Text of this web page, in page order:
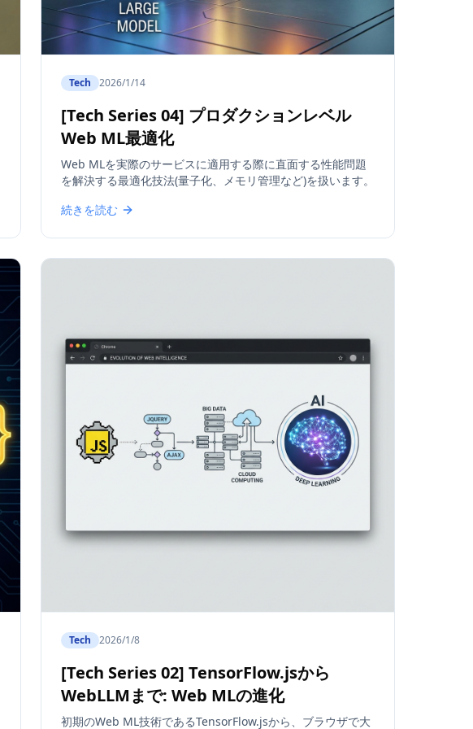
Tech 2026/1/14
[Tech Series 04] プロダクションレベル
Web ML最適化
Web MLを実際のサービスに適用する際に直面する性能問題
を解決する最適化技法(量子化、メモリ管理など)を扱います。
続きを読む
Tech 2026/1/8
[Tech Series 02] TensorFlow.jsから
WebLLMまで: Web MLの進化
初期のWeb ML技術であるTensorFlow.jsから、ブラウザで大